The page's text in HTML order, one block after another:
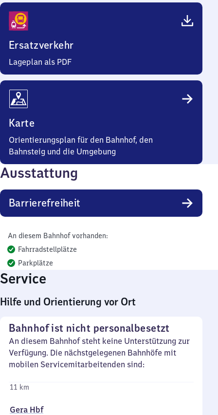
Ersatzverkehr
Lageplan als PDF
Karte
Orientierungsplan für den Bahnhof, den
Bahnsteig und die Umgebung
Ausstattung
Barrierefreiheit
An diesem Bahnhof vorhanden:
Fahrradstellplätze
Parkplätze
Service
Hilfe und Orientierung vor Ort
Bahnhof ist nicht personalbesetzt
An diesem Bahnhof steht keine Unterstützung zur
Verfügung. Die nächstgelegenen Bahnhöfe mit
mobilen Servicemitarbeitenden sind:
11 km
Gera Hbf